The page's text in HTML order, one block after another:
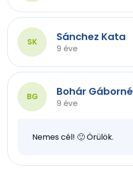
SK Sánchez Kata
9 éve
BG Bohár Gáborné
9 éve
Nemes cél! 🙂 Örülök.